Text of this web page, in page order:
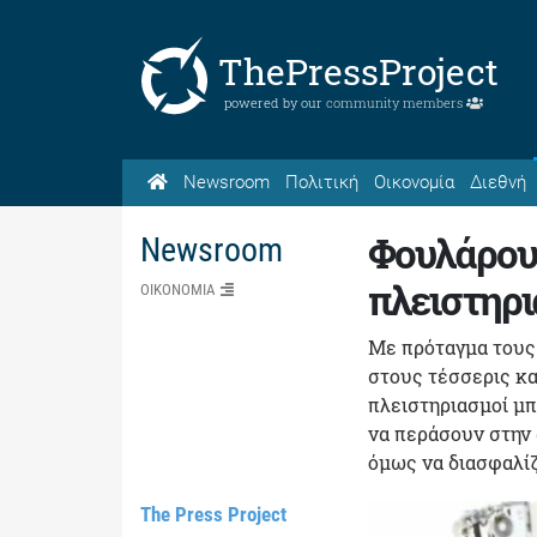
ThePressProject
powered by our community members
Newsroom Πολιτική Οικονομία Διεθνή
Newsroom
ΟΙΚΟΝΟΜΙΑ
The Press Project
Με πρόταγμα τους
στους τέσσερις
πλειστηριασμοί
να περάσουν στην
όμως να